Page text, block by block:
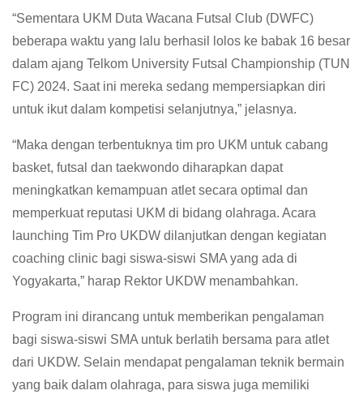
“Sementara UKM Duta Wacana Futsal Club (DWFC)
beberapa waktu yang lalu berhasil lolos ke babak 16 besar
dalam ajang Telkom University Futsal Championship (TUN
FC) 2024. Saat ini mereka sedang mempersiapkan diri
untuk ikut dalam kompetisi selanjutnya,” jelasnya.
“Maka dengan terbentuknya tim pro UKM untuk cabang
basket, futsal dan taekwondo diharapkan dapat
meningkatkan kemampuan atlet secara optimal dan
memperkuat reputasi UKM di bidang olahraga. Acara
launching Tim Pro UKDW dilanjutkan dengan kegiatan
coaching clinic bagi siswa-siswi SMA yang ada di
Yogyakarta,” harap Rektor UKDW menambahkan.
Program ini dirancang untuk memberikan pengalaman
bagi siswa-siswi SMA untuk berlatih bersama para atlet
dari UKDW. Selain mendapat pengalaman teknik bermain
yang baik dalam olahraga, para siswa juga memiliki